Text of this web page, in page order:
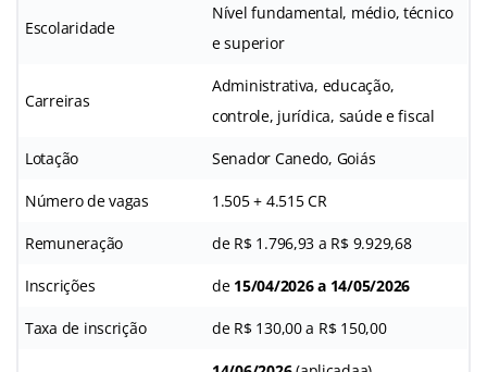
Escolaridade
Nível fundamental, médio, técnico
e superior
Carreiras
Administrativa, educação,
controle, jurídica, saúde e fiscal
Lotação Senador Canedo, Goiás
Número de vagas 1.505 + 4.515 CR
Remuneração de R$ 1.796,93 a R$ 9.929,68
Inscrições de 15/04/2026 a 14/05/2026
Taxa de inscrição de R$ 130,00 a R$ 150,00